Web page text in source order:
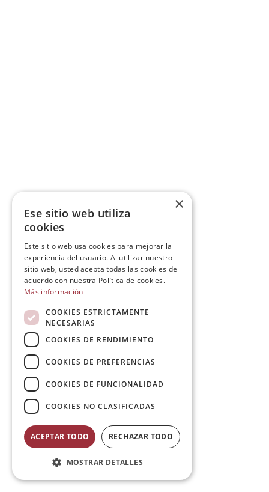
×
Ese sitio web utiliza
cookies
Este sitio web usa cookies para mejorar la
experiencia del usuario. Al utilizar nuestro
sitio web, usted acepta todas las cookies de
acuerdo con nuestra Política de cookies.
Más información
COOKIES ESTRICTAMENTE
NECESARIAS
COOKIES DE RENDIMIENTO
COOKIES DE PREFERENCIAS
COOKIES DE FUNCIONALIDAD
COOKIES NO CLASIFICADAS
ACEPTAR TODO RECHAZAR TODO
MOSTRAR DETALLES